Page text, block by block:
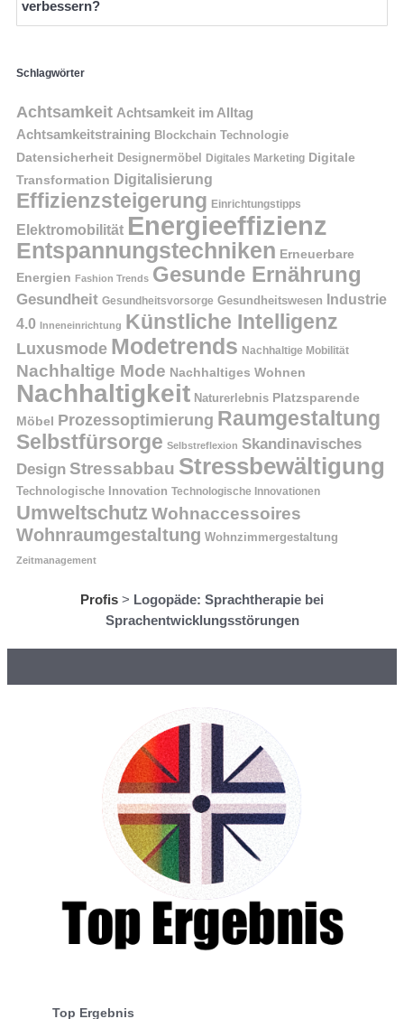
verbessern?
Schlagwörter
Achtsamkeit Achtsamkeit im Alltag
Achtsamkeitstraining Blockchain Technologie
Datensicherheit Designermöbel Digitales Marketing Digitale
Transformation Digitalisierung
Effizienzsteigerung Einrichtungstipps
Elektromobilität Energieeffizienz
Entspannungstechniken Erneuerbare
Energien Fashion Trends Gesunde Ernährung
Gesundheit Gesundheitsvorsorge Gesundheitswesen
Industrie
4.0
Inneneinrichtung Künstliche Intelligenz
Luxusmode Modetrends Nachhaltige Mobilität
Nachhaltige Mode Nachhaltiges Wohnen
Nachhaltigkeit Naturerlebnis Platzsparende
Möbel
Prozessoptimierung Raumgestaltung
Selbstfürsorge Selbstreflexion Skandinavisches
Design Stressabbau Stressbewältigung
Technologische Innovation Technologische Innovationen
Umweltschutz Wohnaccessoires
Wohnraumgestaltung Wohnzimmergestaltung
Zeitmanagement
Profis > Logopäde: Sprachtherapie bei
Sprachentwicklungsstörungen
Top Ergebnis